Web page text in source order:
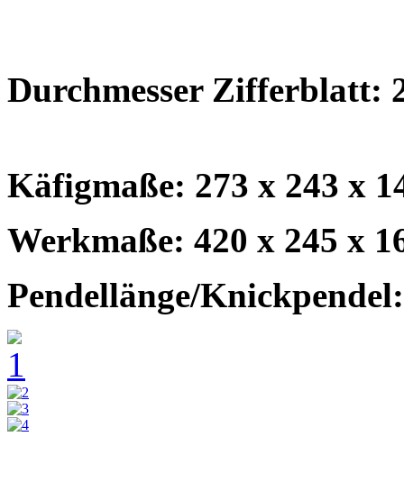
Durchmesser Zifferblatt:
Käfigmaße: 273 x 243 x
Werkmaße: 420 x 245 x
Pendellänge/